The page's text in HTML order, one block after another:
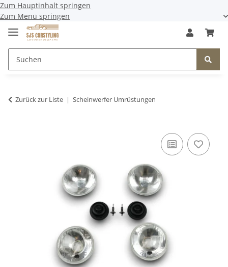
Zum Hauptinhalt springen
Zum Menü springen
Zurück zur Liste Scheinwerfer Umrüstungen